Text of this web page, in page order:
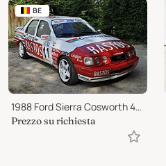
BE
1988 Ford Sierra Cosworth 4X4 Group A
Prezzo su richiesta